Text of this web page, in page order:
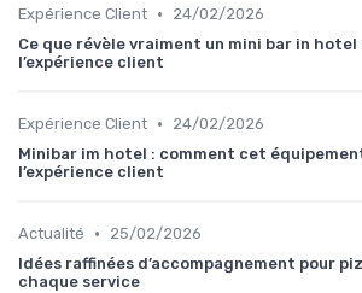
Expérience Client •
24/02/2026
Ce que révèle vraiment un mini bar in hotel
l’expérience client
Expérience Client •
24/02/2026
Minibar im hotel : comment cet
l’expérience client
Actualité •
25/02/2026
Idées raffinées d’accompagnement pour
chaque service